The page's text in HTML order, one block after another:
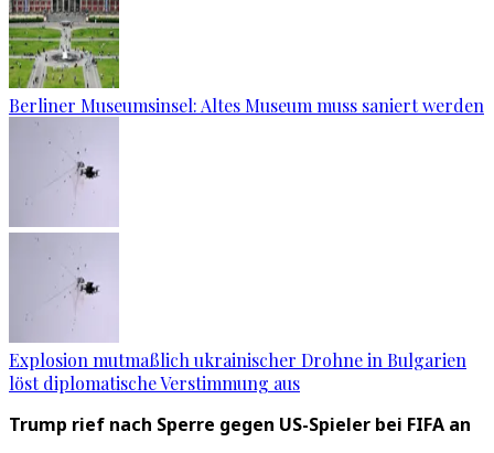
Berliner Museumsinsel: Altes Museum muss saniert werden
Explosion mutmaßlich ukrainischer Drohne in Bulgarien
löst diplomatische Verstimmung aus
Trump rief nach Sperre gegen US-Spieler bei FIFA an